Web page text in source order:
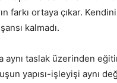
farkı ortaya çıkar.
kalmadı.
taslak üzerinden
yapısı-işleyişi aynı